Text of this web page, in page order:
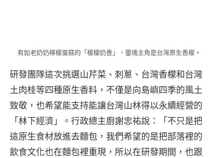
有如老奶奶檸檬蛋糕的「檬檬奶香」，靈魂主角是台灣原生香檬。
研發團隊這次挑選山芹菜、刺蔥、台灣香檬和台灣
土肉桂等四種原生香料，不僅是向島嶼四季的風土
致敬，也希望能支持能讓台灣山林得以永續經營的
「林下經濟」。行政總主廚謝忠祐說：「不只是把
這原生食材放進去麵包，我們希望的是把部落裡的
飲食文化也在麵包裡重現，所以在研發期間，也跟